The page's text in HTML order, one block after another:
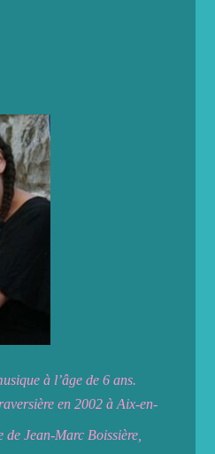
à l’âge de 6 ans.
en 2002 à Aix-en-
de Jean-Marc Boissière,